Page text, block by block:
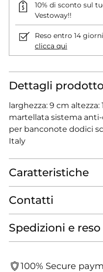
10% di sconto sul
Vestoway!!
Reso entro 14
clicca qui
Dettagli prodotto
larghezza: 9 cm
martellata sistema
per banconote dodici
Italy
Caratteristiche
Contatti
Spedizioni e reso
100% Secure